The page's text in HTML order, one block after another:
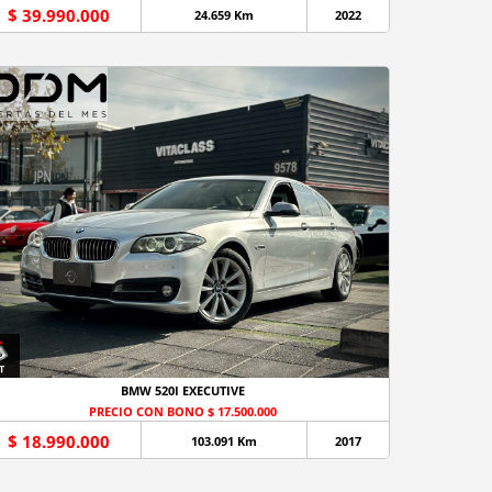
$ 39.990.000 24.659 Km 2022
BMW 520I EXECUTIVE
PRECIO CON BONO $ 17.500.000
$ 18.990.000 103.091 Km 2017